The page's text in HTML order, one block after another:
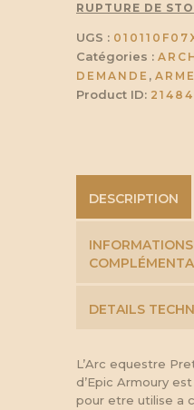
RUPTURE DE
UGS :
Catégories :
DEMANDE ,
Product ID: 21484
DESCRIPTION
INFORMATIONS
DETAILS
L’Arc equestre
d’Epic Armoury
pour etre utilise a